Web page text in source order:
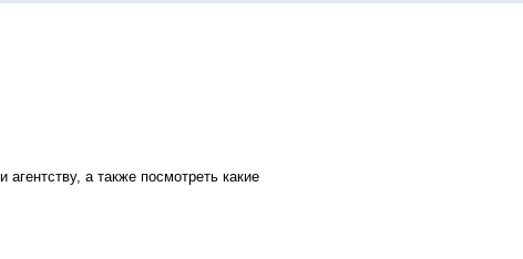
а также посмотреть какие